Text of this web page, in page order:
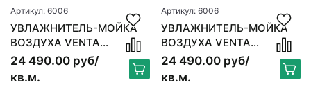
Артикул: 6006
УВЛАЖНИТЕЛЬ-МОЙКА
ВОЗДУХА VENTA
ORIGINAL LW15, БЕЛЫЙ
24 490.00 руб/
кв.м.
Артикул: 6006
УВЛАЖНИТЕЛЬ-МОЙКА
ВОЗДУХА VENTA
ORIGINAL LW15, БЕЛЫЙ
24 490.00 руб/
кв.м.